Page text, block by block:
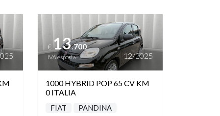
Vedi dettagli
€13.700
IVA esposta 12/2025
1000 HYBRID POP 65 CV KM
0 ITALIA
FIAT PANDINA